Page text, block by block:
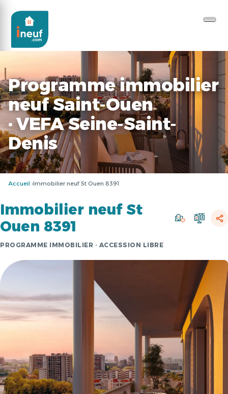
Programme immobilier
neuf Saint-Ouen
· VEFA Seine-Saint-
Denis
Accueil Immobilier neuf St Ouen 8391
Immobilier neuf St
Ouen 8391
PROGRAMME IMMOBILIER · ACCESSION LIBRE